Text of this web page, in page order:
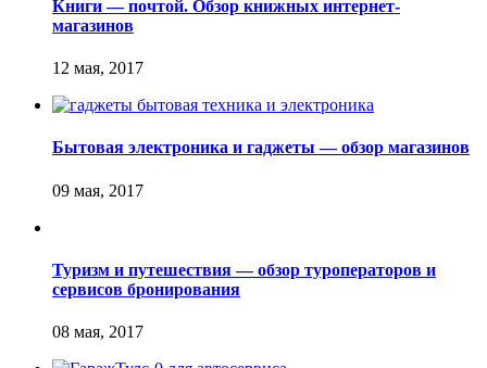
Книги — почтой. Обзор книжных интернет-
магазинов
Бытовая электроника и гаджеты — обзор магазинов
Туризм и путешествия — обзор туроператоров и
сервисов бронирования